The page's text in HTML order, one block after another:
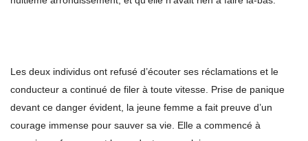
Les deux individus ont refusé d’écouter ses réclamations et le
conducteur a continué de filer à toute vitesse. Prise de panique
devant ce danger évident, la jeune femme a fait preuve d’un
courage immense pour sauver sa vie. Elle a commencé à